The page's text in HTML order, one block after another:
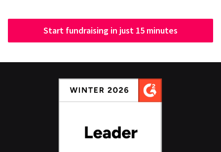
Start fundraising in just 15 minutes